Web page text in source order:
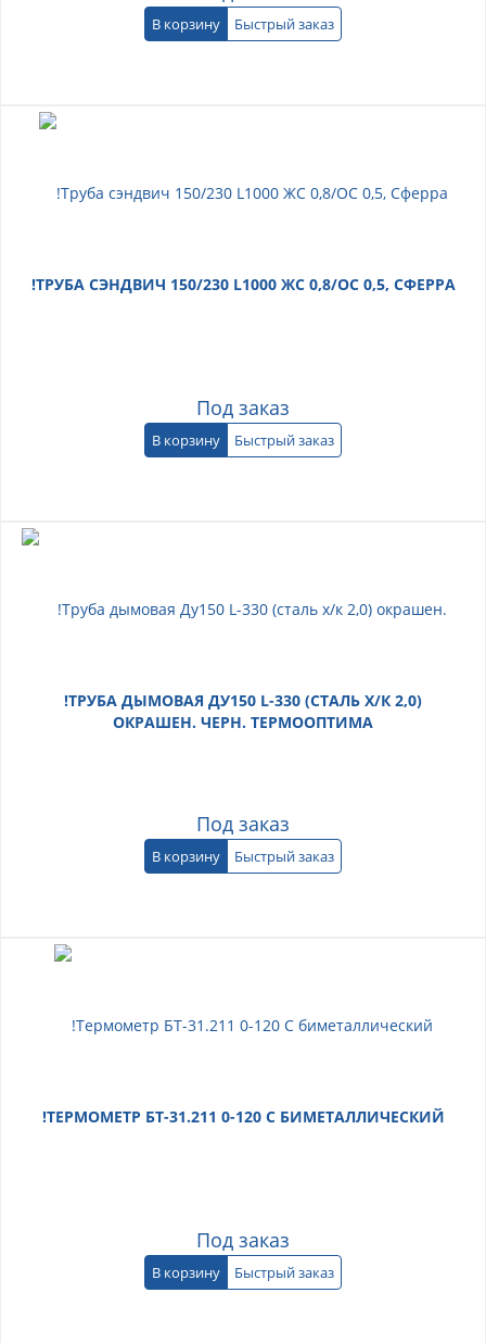
В корзину Быстрый заказ
!ТРУБА СЭНДВИЧ 150/230 L1000 ЖС 0,8/ОС 0,5, СФЕРРА
Под заказ
В корзину Быстрый заказ
!ТРУБА ДЫМОВАЯ ДУ150 L-330 (СТАЛЬ Х/К 2,0)
ОКРАШЕН. ЧЕРН. ТЕРМООПТИМА
Под заказ
В корзину Быстрый заказ
!ТЕРМОМЕТР БТ-31.211 0-120 С БИМЕТАЛЛИЧЕСКИЙ
Под заказ
В корзину Быстрый заказ